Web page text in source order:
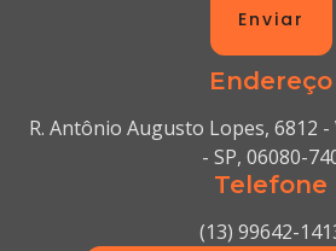
Endereço
R. Antônio Augusto Lopes, 6812 -
- SP, 06080-
Telefone
(13) 99642-
Enviar